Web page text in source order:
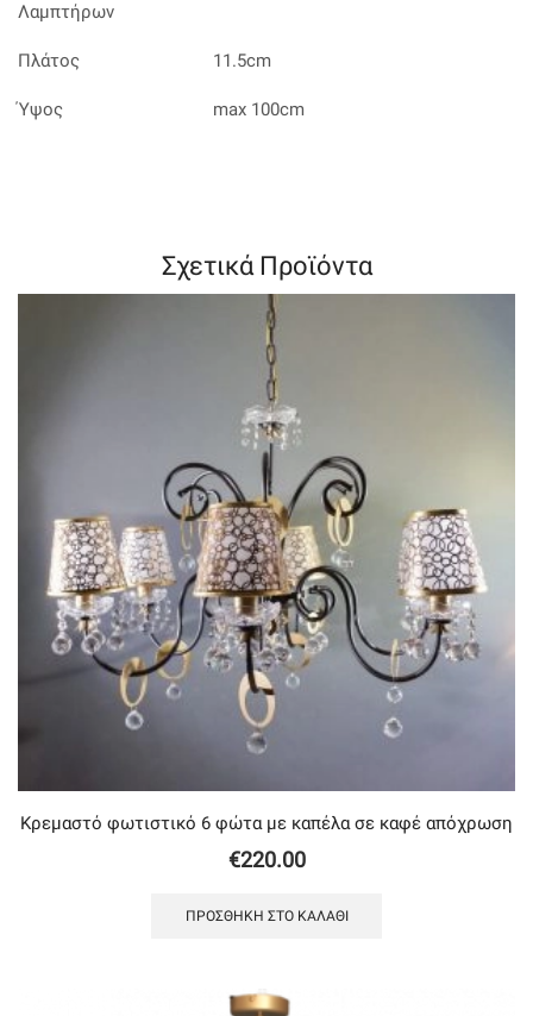
Λαμπτήρων
Πλάτος 11.5cm
Ύψος max 100cm
Σχετικά Προϊόντα
Κρεμαστό φωτιστικό 6 φώτα με καπέλα σε καφέ απόχρωση
€220.00
ΠΡΟΣΘΉΚΗ ΣΤΟ ΚΑΛΆΘΙ